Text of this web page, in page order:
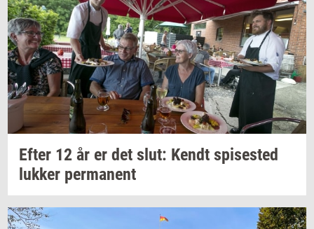
Efter 12 år er det slut: Kendt spi­se­sted
luk­ker per­ma­nent